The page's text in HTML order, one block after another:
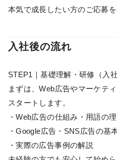
本気で成長したい方のご応募を
入社後の流れ
STEP1｜基礎理解・研修（入
まずは、Web広告やマーケテ
スタートします。
・Web広告の仕組み・用語の
・Google広告・SNS広告の基
・実際の広告事例の解説